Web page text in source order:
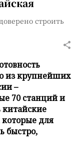
строить
из крупнейших
–
70 станций и
китайские
для
быстро,